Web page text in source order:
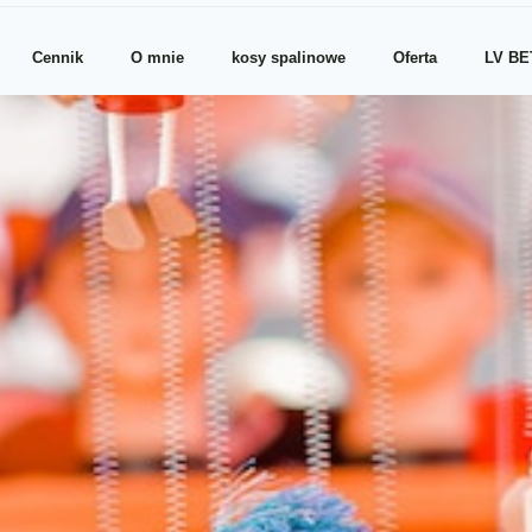
Cennik O mnie kosy spalinowe Oferta LV